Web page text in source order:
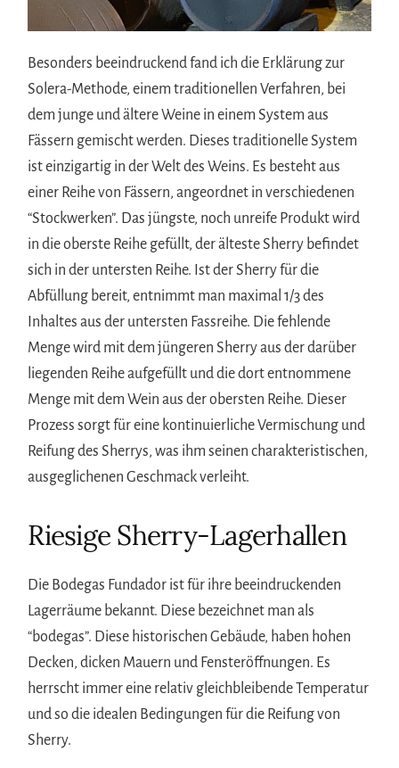
Besonders beeindruckend fand ich die Erklärung zur
Solera-Methode, einem traditionellen Verfahren, bei
dem junge und ältere Weine in einem System aus
Fässern gemischt werden. Dieses traditionelle System
ist einzigartig in der Welt des Weins. Es besteht aus
einer Reihe von Fässern, angeordnet in verschiedenen
“Stockwerken”. Das jüngste, noch unreife Produkt wird
in die oberste Reihe gefüllt, der älteste Sherry befindet
sich in der untersten Reihe. Ist der Sherry für die
Abfüllung bereit, entnimmt man maximal 1/3 des
Inhaltes aus der untersten Fassreihe. Die fehlende
Menge wird mit dem jüngeren Sherry aus der darüber
liegenden Reihe aufgefüllt und die dort entnommene
Menge mit dem Wein aus der obersten Reihe. Dieser
Prozess sorgt für eine kontinuierliche Vermischung und
Reifung des Sherrys, was ihm seinen charakteristischen,
ausgeglichenen Geschmack verleiht.
Riesige Sherry-Lagerhallen
Die Bodegas Fundador ist für ihre beeindruckenden
Lagerräume bekannt. Diese bezeichnet man als
“bodegas”. Diese historischen Gebäude, haben hohen
Decken, dicken Mauern und Fensteröffnungen. Es
herrscht immer eine relativ gleichbleibende Temperatur
und so die idealen Bedingungen für die Reifung von
Sherry.